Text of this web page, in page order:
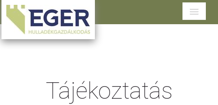
Szolgáltatások területenként
Tájékoztatás